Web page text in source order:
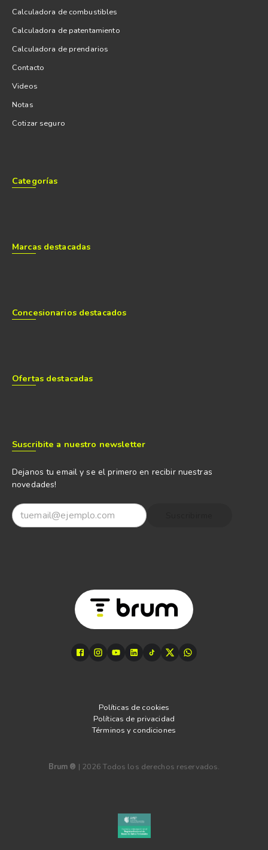
Calculadora de combustibles
Calculadora de patentamiento
Calculadora de prendarios
Contacto
Videos
Notas
Cotizar seguro
Categorías
Marcas destacadas
Concesionarios destacados
Ofertas destacadas
Suscribite a nuestro newsletter
Dejanos tu email y se el primero en recibir nuestras
novedades!
Políticas de cookies
Políticas de privacidad
Términos y condiciones
Brum ® | 2026 Todos los derechos reservados.